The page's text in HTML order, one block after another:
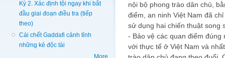
Kỳ 2. Xác định tội ngay khi bắt
đầu giai đoạn điều tra (tiếp
theo)
Cái chết Gaddafi cảnh tỉnh
những kẻ độc tài
nội bộ phong trào dân chủ,
điểm, an ninh Việt Nam đã
sử dụng hai chiến thuật song
- Bảo vệ các quan điểm đúng
với thực tế ở Việt Nam và